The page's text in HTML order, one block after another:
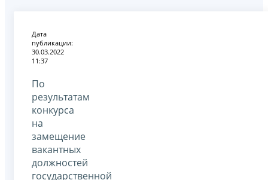
Дата
публикации:
30.03.2022
11:37
По
результатам
конкурса
на
замещение
вакантных
должностей
государственной